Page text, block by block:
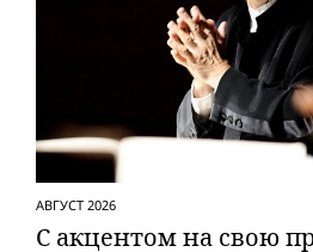
АВГУСТ 2026
С акцентом на свою